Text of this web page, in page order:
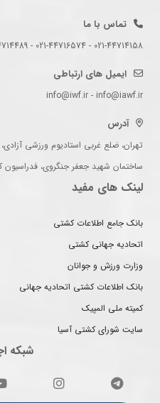
تماس با ما
021-44714158 - 021-44716574 - 021-44714489
ایمیل های ارتباطی
info@iwf.ir - info@iawf.ir
آدرس
تهران، ضلع غربی استادیوم ورزشی
ساختمان شهید جعفر جنگروی،
لینک های مفید
بانک جامع اطلاعات کشتی
اتحادیه جهانی کشتی
وزارت ورزش و جوانان
بانک اطلاعات کشتی اتحادیه جهانی
کمیته ملی المپیک
سایت شورای کشتی آسیا
شبکه